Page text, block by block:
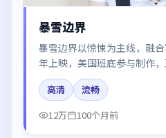
暴雪边界
暴雪边界以惊悚为主线，融
年上映，美国班底参与制作
朱一龙在片中呈现细腻表演
辑强化了情绪曲线。
高清
流畅
12万
100个月前